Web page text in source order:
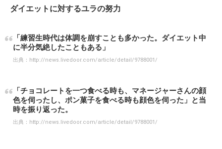
ダイエットに対するユラの努力
「練習生時代は体調を崩すことも多かった。ダイエット中
に半分気絶したこともある」
出典： http://news.livedoor.com/article/detail/9788001/
「チョコレートを一つ食べる時も、マネージャーさんの顔
色を伺ったし、ポン菓子を食べる時も顔色を伺った」と当
時を振り返った。
出典： http://news.livedoor.com/article/detail/9788001/